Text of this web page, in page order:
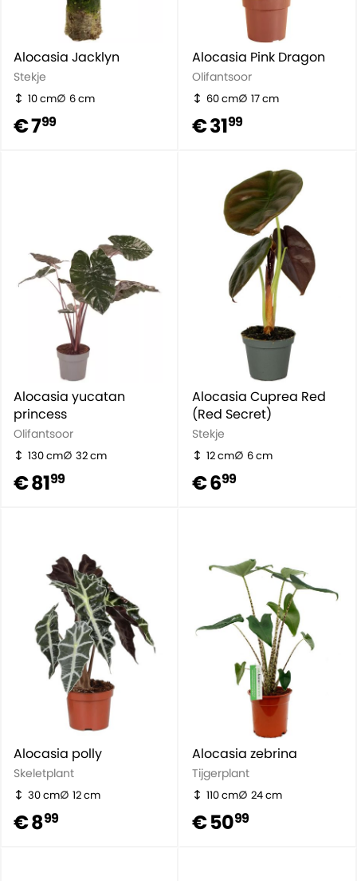
Alocasia Jacklyn
Stekje
10 cm 6 cm
€ 799
Alocasia Pink Dragon
Olifantsoor
60 cm 17 cm
€ 3199
Alocasia yucatan
princess
Olifantsoor
130 cm 32 cm
€ 8199
Alocasia Cuprea Red
(Red Secret)
Stekje
12 cm 6 cm
€ 699
Alocasia polly
Skeletplant
30 cm 12 cm
€ 899
Alocasia zebrina
Tijgerplant
110 cm 24 cm
€ 5099